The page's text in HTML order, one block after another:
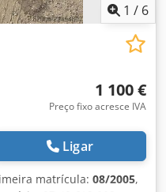
1 / 6
1 100 €
Preço fixo acresce IVA
Ligar
matrícula: 08/2005,